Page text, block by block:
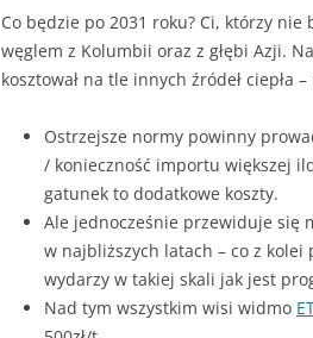
Co będzie po 2031 roku? Ci, którzy
węglem z Kolumbii oraz z głębi Azji.
kosztował na tle innych źródeł ciepła
Ostrzejsze normy powinny
/ konieczność importu większej
gatunek to dodatkowe koszty.
Ale jednocześnie przewiduje się
w najbliższych latach – co z kolei
wydarzy w takiej skali jak jest
Nad tym wszystkim wisi widmo